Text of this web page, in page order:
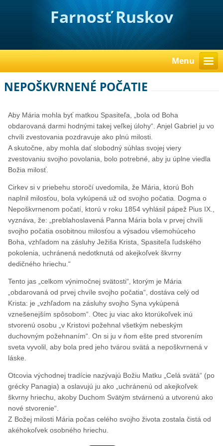
Farnosť Ruskov
Menu
NEPOŠKVRNENÉ POČATIE
Aby Mária mohla byť matkou Spasiteľa, „bola od Boha
obdarovaná darmi hodnými takej veľkej úlohy“. Anjel Gabriel ju vo
chvíli zvestovania pozdravuje ako plnú milosti.
A skutočne, aby mohla dať slobodný súhlas svojej viery
zvestovaniu svojho povolania, bolo potrebné, aby ju úplne viedla
Božia milosť.
Cirkev si v priebehu storočí uvedomila, že Mária, ktorú Boh
naplnil milosťou, bola vykúpená už od svojho počatia. Dogma o
Nepoškvrnenom počatí, ktorú v roku 1854 vyhlásil pápež Pius IX.,
vyznáva, že: „preblahoslavená Panna Mária bola v prvej chvíli
svojho počatia osobitnou milosťou a výsadou všemohúceho
Boha, vzhľadom na zásluhy Ježiša Krista, Spasiteľa ľudského
pokolenia, uchránená nedotknutá od akejkoľvek škvrny
dedičného hriechu.“
Tento jas „celkom výnimočnej svätosti“, ktorým je Mária
„obdarovaná od prvej chvíle svojho počatia“, dostáva celý od
Krista: je „vzhľadom na zásluhy svojho Syna vykúpená
vznešenejším spôsobom“. Otec ju viac ako ktorúkoľvek inú
stvorenú osobu „v Kristovi požehnal všetkým nebeským
duchovným požehnaním“. On si ju v ňom ešte pred stvorením
sveta vyvolil, aby bola pred jeho tvárou svätá a nepoškvrnená v
láske.
Otcovia východnej tradície nazývajú Božiu Matku „Celá svätá“ (po
grécky Panagia) a oslavujú ju ako „uchránenú od akejkoľvek
škvrny hriechu, akoby Duchom Svätým stvárnenú a utvorenú ako
nové stvorenie“.
Z Božej milosti Mária počas celého svojho života zostala čistá od
akéhokoľvek osobného hriechu.